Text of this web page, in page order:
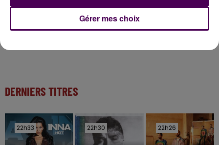
Gagnez vos entrées pour Papéa Parc !
DERNIERS TITRES
22h33
22h33 22h30
22h30 22h26
22h26
Gérer mes choix